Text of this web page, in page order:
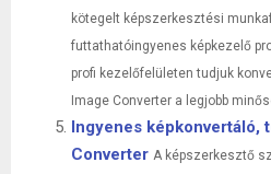
kötegelt képszerkesztési
futtathatóingyenes képkezelő
profi kezelőfelületen tudjuk
Image Converter a legjobb
Ingyenes képkonvertáló,
Converter A képszerkesztő